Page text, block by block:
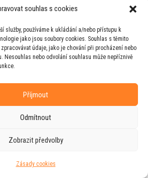
souhlas s cookies
služby, používáme k ukládání a/nebo přístupu k
jako jsou soubory cookies. Souhlas s těmito
údaje, jako je chování při procházení nebo
Nesouhlas nebo odvolání souhlasu může nepříznivě
Příjmout
Odmítnout
Zobrazit předvolby
Zásady cookies
– Osobní stránky Jiřího
firmaRUDIve spolupráci s
ZEST BRAND.